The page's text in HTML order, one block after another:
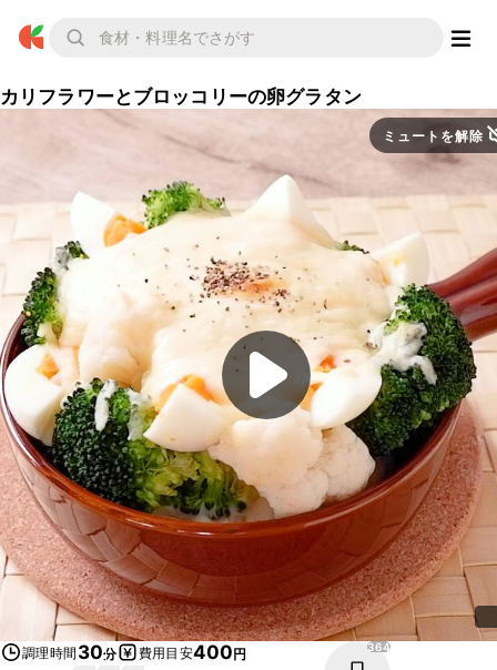
カリフラワーとブロッコリーの卵グラタン
ミュートを解除
調理時間 30分 費用目安400円
364